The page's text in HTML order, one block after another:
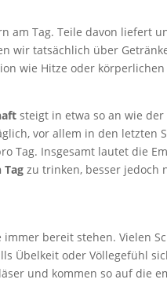
am Tag. Teile davon liefert
wir tatsächlich über
wie Hitze oder
steigt in etwa so an wie
vor allem in den letzten
Tag. Insgesamt lautet die
zu trinken, besser jedoch
bereit stehen. Vielen
Übelkeit oder Völlegefühl
und kommen so auf die